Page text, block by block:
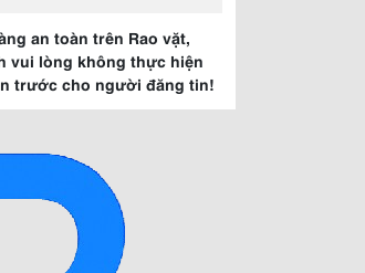
an toàn trên Rao vặt,
vui lòng không thực hiện
trước cho người đăng tin!